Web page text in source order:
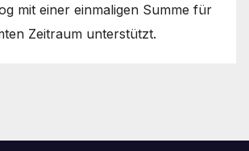
mit einer einmaligen Summe für
Zeitraum unterstützt.